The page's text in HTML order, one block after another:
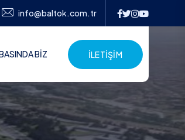
info@baltok.com.tr
BİZ İLETİŞİM